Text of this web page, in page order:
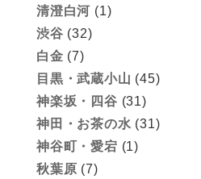
清澄白河 (1)
渋谷 (32)
白金 (7)
目黒・武蔵小山 (45)
神楽坂・四谷 (31)
神田・お茶の水 (31)
神谷町・愛宕 (1)
秋葉原 (7)